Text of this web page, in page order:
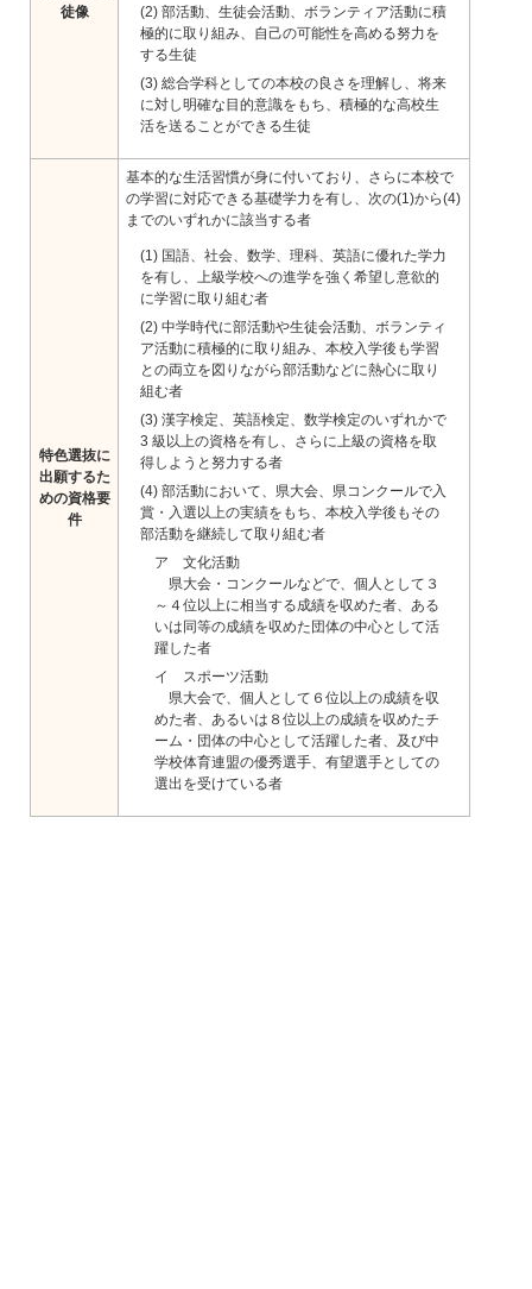
徒像
(2) 部活動、生徒会活動、ボランティア活動に積
極的に取り組み、自己の可能性を高める努力を
する生徒
(3) 総合学科としての本校の良さを理解し、将来
に対し明確な目的意識をもち、積極的な高校生
活を送ることができる生徒
特色選抜に
出願するた
めの資格要
件
基本的な生活習慣が身に付いており、さらに本校で
の学習に対応できる基礎学力を有し、次の(1)から(4)
までのいずれかに該当する者
(1) 国語、社会、数学、理科、英語に優れた学力
を有し、上級学校への進学を強く希望し意欲的
に学習に取り組む者
(2) 中学時代に部活動や生徒会活動、ボランティ
ア活動に積極的に取り組み、本校入学後も学習
との両立を図りながら部活動などに熱心に取り
組む者
(3) 漢字検定、英語検定、数学検定のいずれかで
3 級以上の資格を有し、さらに上級の資格を取
得しようと努力する者
(4) 部活動において、県大会、県コンクールで入
賞・入選以上の実績をもち、本校入学後もその
部活動を継続して取り組む者
ア 文化活動
県大会・コンクールなどで、個人として３
～４位以上に相当する成績を収めた者、ある
いは同等の成績を収めた団体の中心として活
躍した者
イ スポーツ活動
県大会で、個人として６位以上の成績を収
めた者、あるいは８位以上の成績を収めたチ
ーム・団体の中心として活躍した者、及び中
学校体育連盟の優秀選手、有望選手としての
選出を受けている者